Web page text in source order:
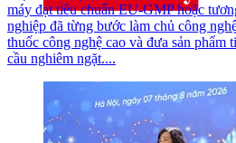
máy đạt tiêu chuẩn EU-GMP hoặc
nghiệp đã từng bước làm chủ công
thuốc công nghệ cao và đưa sản phẩm
cầu nghiêm ngặt....